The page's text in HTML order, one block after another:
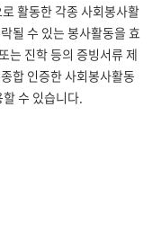
활동한 각종 사회봉사활
될 수 있는 봉사활동을 효
는 진학 등의 증빙서류 제
합 인증한 사회봉사활동
수 있습니다.